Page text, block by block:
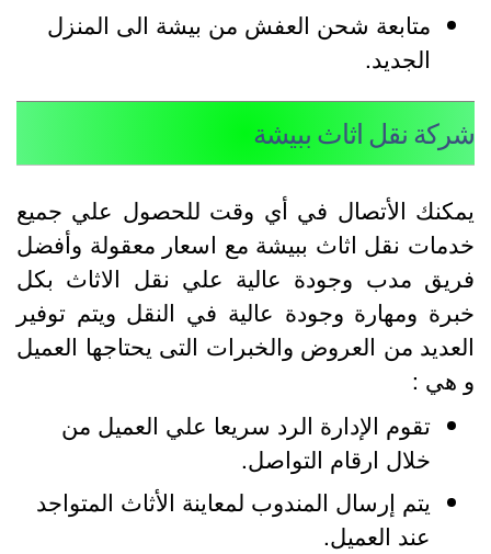
متابعة شحن العفش من بيشة الى المنزل
الجديد.
نقل اثاث ببيشة
الأتصال في أي وقت للحصول علي جميع
نقل اثاث ببيشة مع اسعار معقولة وأفضل
مدب وجودة عالية علي نقل الاثاث بكل
ومهارة وجودة عالية في النقل ويتم توفير
من العروض والخبرات التى يحتاجها العميل
هي :
تقوم الإدارة الرد سريعا علي العميل من
خلال ارقام التواصل.
يتم إرسال المندوب لمعاينة الأثاث المتواجد
عند العميل.